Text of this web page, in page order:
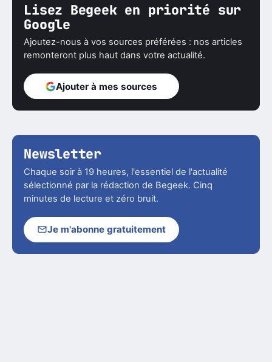
Lisez Begeek en priorité sur
Google
Ajoutez-nous à vos sources préférées : nos articles
remonteront plus haut dans votre actualité.
Ajouter à mes sources
Newsletter
Chaque soir à 19 heures, l'essentiel de l'actualité
sélectionné par la rédaction de Begeek. Cinq
minutes de lecture et zéro bruit.
Je m'abonne gratuitement